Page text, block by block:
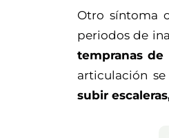
Otro síntoma
periodos de
tempranas de
articulación
subir